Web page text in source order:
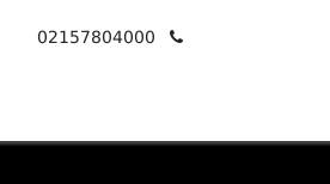
02157804000